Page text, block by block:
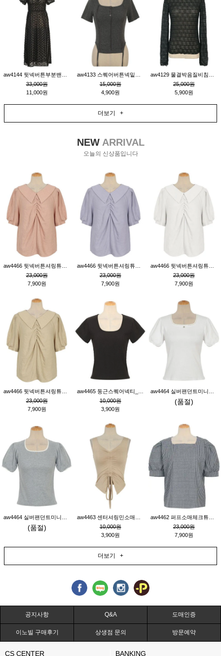
33,000원
11,000원
15,000원
4,900원
25,000원
5,900원
더보기 +
NEWARRIVAL
오늘의 신상품입니다
23,000원
7,900원
23,000원
7,900원
23,000원
7,900원
23,000원
7,900원
10,000원
3,900원
(품절)
(품절)
10,000원
3,900원
23,000원
7,900원
더보기 +
공지사항 Q&A 도매인증
이노빌 구매후기 상생점 문의 방문예약
CS CENTER BANKING